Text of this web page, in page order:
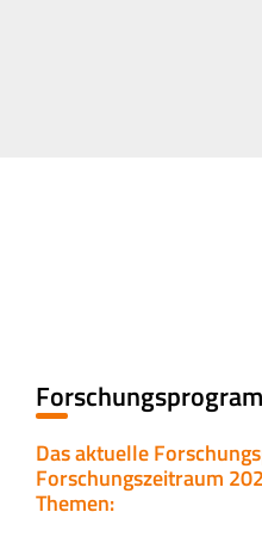
Das aktuelle
Forschungszeitraum
Themen: